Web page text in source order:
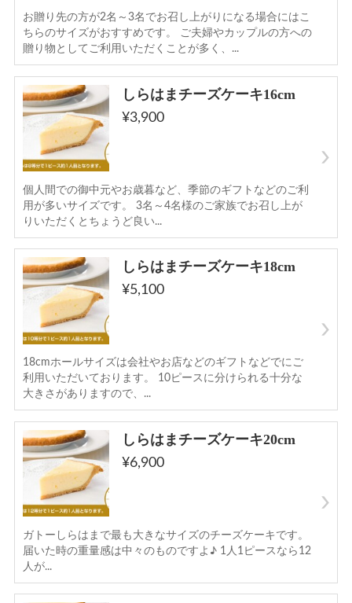
お贈り先の方が2名～3名でお召し上がりになる場合にはこ
ちらのサイズがおすすめです。 ご夫婦やカップルの方への
贈り物としてご利用いただくことが多く、...
しらはまチーズケーキ16cm
¥3,900
個人間での御中元やお歳暮など、季節のギフトなどのご利
用が多いサイズです。 3名～4名様のご家族でお召し上が
りいただくとちょうど良い...
しらはまチーズケーキ18cm
¥5,100
18cmホールサイズは会社やお店などのギフトなどでにご
利用いただいております。 10ピースに分けられる十分な
大きさがありますので、...
しらはまチーズケーキ20cm
¥6,900
ガトーしらはまで最も大きなサイズのチーズケーキです。
届いた時の重量感は中々のものですよ♪ 1人1ピースなら12
人が...